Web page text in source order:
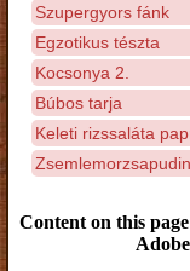
Szupergyors fánk
Egzotikus tészta
Kocsonya 2.
Búbos tarja
Keleti rizssaláta
Content on this